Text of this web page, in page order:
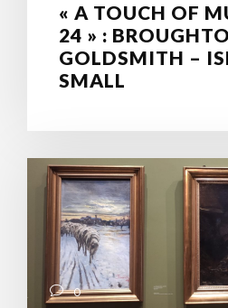
« A TOUCH OF
24 » :
GOLDSMITH –
SMALL
0